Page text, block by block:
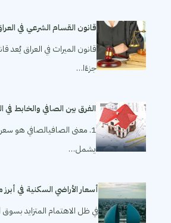
قانون القسام الشرعي في
قانون الميراث في العراق يُعد
جزءًا…
الفرق بين الصافي والخابط في
1. معنى الصافيالصافي هو سعر
يشمل…
أسعار الأراضي السكنية في
في ظل الاهتمام المتزايد بسوق